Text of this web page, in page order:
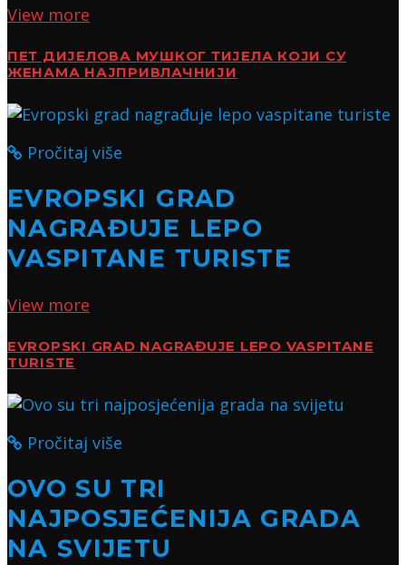
View more
ПЕТ ДИЈЕЛОВА МУШКОГ ТИЈЕЛА КОЈИ СУ
ЖЕНАМА НАЈПРИВЛАЧНИЈИ
Pročitaj više
EVROPSKI GRAD
NAGRAĐUJE LEPO
VASPITANE TURISTE
View more
EVROPSKI GRAD NAGRAĐUJE LEPO VASPITANE
TURISTE
Pročitaj više
OVO SU TRI
NAJPOSJEĆENIJA GRADA
NA SVIJETU